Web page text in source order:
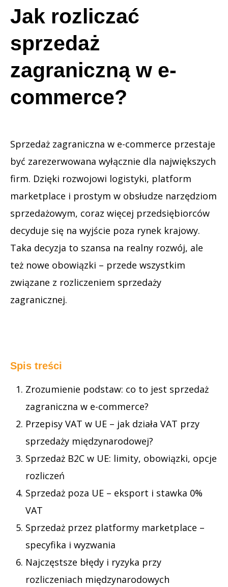
Jak rozliczać
sprzedaż
zagraniczną w e-
commerce?
Sprzedaż zagraniczna w e-commerce przestaje
być zarezerwowana wyłącznie dla największych
firm. Dzięki rozwojowi logistyki, platform
marketplace i prostym w obsłudze narzędziom
sprzedażowym, coraz więcej przedsiębiorców
decyduje się na wyjście poza rynek krajowy.
Taka decyzja to szansa na realny rozwój, ale
też nowe obowiązki – przede wszystkim
związane z rozliczeniem sprzedaży
zagranicznej.
Spis treści
Zrozumienie podstaw: co to jest sprzedaż
zagraniczna w e-commerce?
Przepisy VAT w UE – jak działa VAT przy
sprzedaży międzynarodowej?
Sprzedaż B2C w UE: limity, obowiązki, opcje
rozliczeń
Sprzedaż poza UE – eksport i stawka 0%
VAT
Sprzedaż przez platformy marketplace –
specyfika i wyzwania
Najczęstsze błędy i ryzyka przy
rozliczeniach międzynarodowych